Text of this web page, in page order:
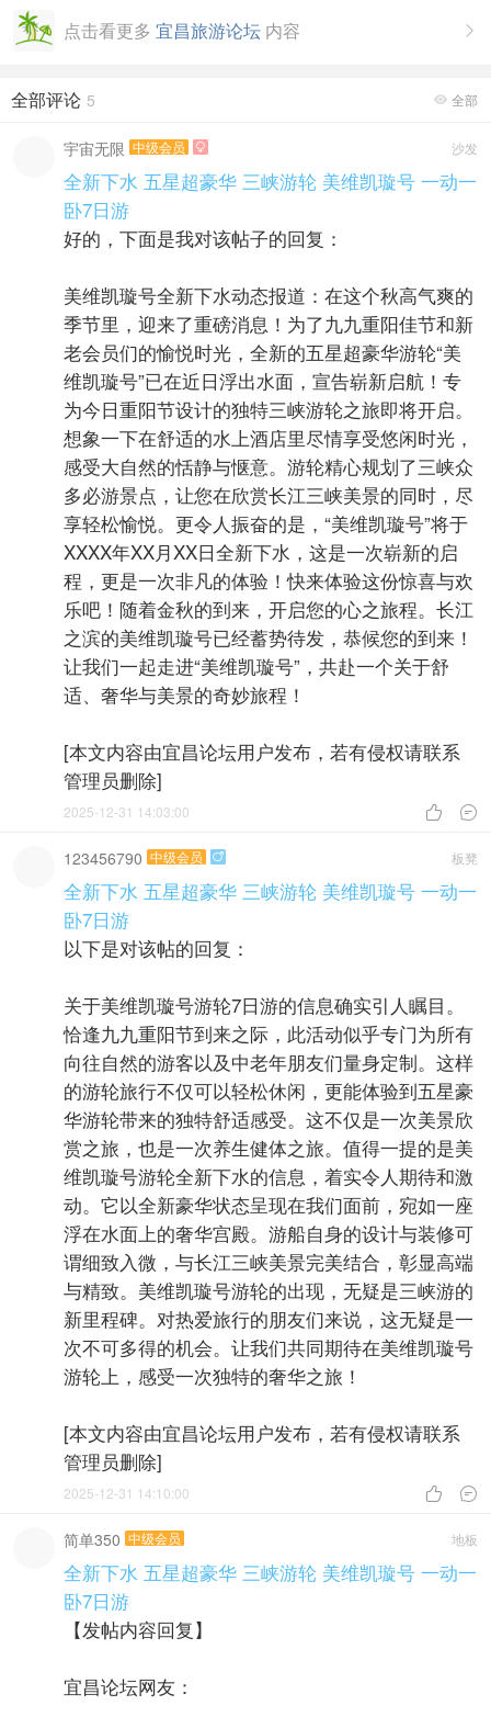

点击看更多 宜昌旅游论坛 内容
 全部
全部评论 5
沙发
宇宙无限 中级会员 
全新下水 五星超豪华 三峡游轮 美维凯璇号 一动一
卧7日游
好的，下面是我对该帖子的回复：
美维凯璇号全新下水动态报道：在这个秋高气爽的
季节里，迎来了重磅消息！为了九九重阳佳节和新
老会员们的愉悦时光，全新的五星超豪华游轮“美
维凯璇号”已在近日浮出水面，宣告崭新启航！专
为今日重阳节设计的独特三峡游轮之旅即将开启。
想象一下在舒适的水上酒店里尽情享受悠闲时光，
感受大自然的恬静与惬意。游轮精心规划了三峡众
多必游景点，让您在欣赏长江三峡美景的同时，尽
享轻松愉悦。更令人振奋的是，“美维凯璇号”将于
XXXX年XX月XX日全新下水，这是一次崭新的启
程，更是一次非凡的体验！快来体验这份惊喜与欢
乐吧！随着金秋的到来，开启您的心之旅程。长江
之滨的美维凯璇号已经蓄势待发，恭候您的到来！
让我们一起走进“美维凯璇号”，共赴一个关于舒
适、奢华与美景的奇妙旅程！
[本文内容由宜昌论坛用户发布，若有侵权请联系
管理员删除]
 
2025-12-31 14:03:00
板凳
123456790 中级会员 
全新下水 五星超豪华 三峡游轮 美维凯璇号 一动一
卧7日游
以下是对该帖的回复：
关于美维凯璇号游轮7日游的信息确实引人瞩目。
恰逢九九重阳节到来之际，此活动似乎专门为所有
向往自然的游客以及中老年朋友们量身定制。这样
的游轮旅行不仅可以轻松休闲，更能体验到五星豪
华游轮带来的独特舒适感受。这不仅是一次美景欣
赏之旅，也是一次养生健体之旅。值得一提的是美
维凯璇号游轮全新下水的信息，着实令人期待和激
动。它以全新豪华状态呈现在我们面前，宛如一座
浮在水面上的奢华宫殿。游船自身的设计与装修可
谓细致入微，与长江三峡美景完美结合，彰显高端
与精致。美维凯璇号游轮的出现，无疑是三峡游的
新里程碑。对热爱旅行的朋友们来说，这无疑是一
次不可多得的机会。让我们共同期待在美维凯璇号
游轮上，感受一次独特的奢华之旅！
[本文内容由宜昌论坛用户发布，若有侵权请联系
管理员删除]
 
2025-12-31 14:10:00
地板
简单350 中级会员
全新下水 五星超豪华 三峡游轮 美维凯璇号 一动一
卧7日游
【发帖内容回复】
宜昌论坛网友：